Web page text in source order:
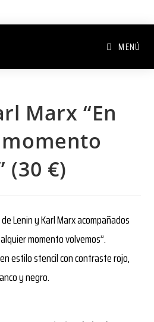
MENÚ
Marx “En
(30 €)
Lenin y Karl Marx acompañados
momento volvemos”.
estilo stencil con contraste rojo,
y negro.